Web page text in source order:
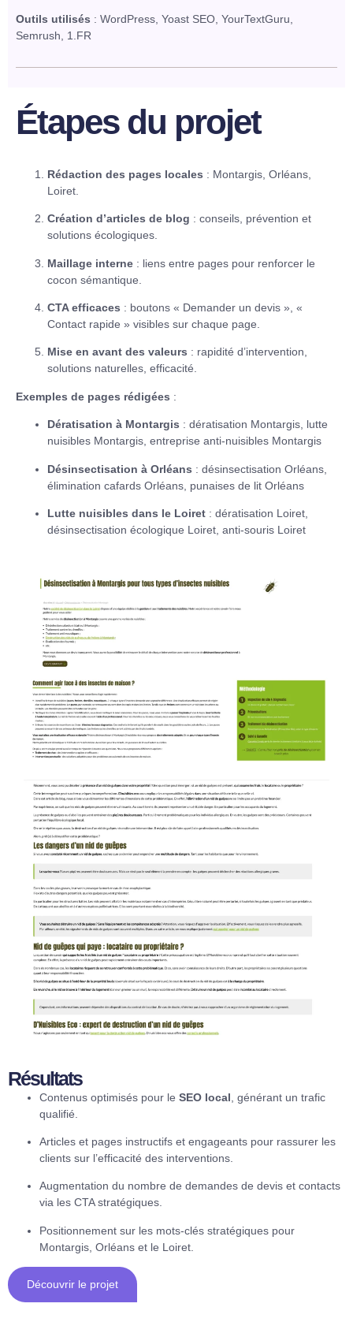
Outils utilisés : WordPress, Yoast SEO, YourTextGuru,
Semrush, 1.FR
Étapes du projet
Rédaction des pages locales : Montargis, Orléans,
Loiret.
Création d’articles de blog : conseils, prévention et
solutions écologiques.
Maillage interne : liens entre pages pour renforcer le
cocon sémantique.
CTA efficaces : boutons « Demander un devis », «
Contact rapide » visibles sur chaque page.
Mise en avant des valeurs : rapidité d’intervention,
solutions naturelles, efficacité.
Exemples de pages rédigées :
Dératisation à Montargis : dératisation Montargis, lutte
nuisibles Montargis, entreprise anti-nuisibles Montargis
Désinsectisation à Orléans : désinsectisation Orléans,
élimination cafards Orléans, punaises de lit Orléans
Lutte nuisibles dans le Loiret : dératisation Loiret,
désinsectisation écologique Loiret, anti-souris Loiret
Résultats
Contenus optimisés pour le SEO local , générant un trafic
qualifié.
Articles et pages instructifs et engageants pour rassurer les
clients sur l’efficacité des interventions.
Augmentation du nombre de demandes de devis et contacts
via les CTA stratégiques.
Positionnement sur les mots-clés stratégiques pour
Montargis, Orléans et le Loiret.
Découvrir le projet